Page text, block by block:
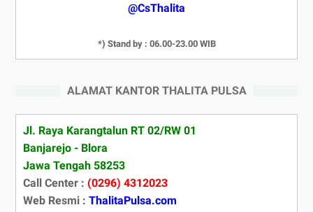
@CsThalita
*) Stand by : 06.00-23.00 WIB
ALAMAT KANTOR THALITA PULSA
Jl. Raya Karangtalun RT 02/RW 01
Banjarejo - Blora
Jawa Tengah 58253
Call Center : (0296) 4312023
Web Resmi : ThalitaPulsa.com